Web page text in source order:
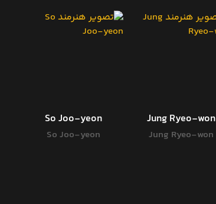
Jung Ryeo-won
Jung Ryeo-won
So Joo-yeon
So Joo-yeon